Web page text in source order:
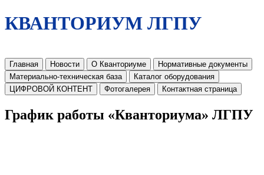
КВАНТОРИУМ ЛГПУ
Главная Новости О Кванториуме
Нормативные документы
Материально-техническая база
Каталог оборудования
ЦИФРОВОЙ КОНТЕНТ
Фотогалерея Контактная страница
График работы «Кванториума» ЛГПУ